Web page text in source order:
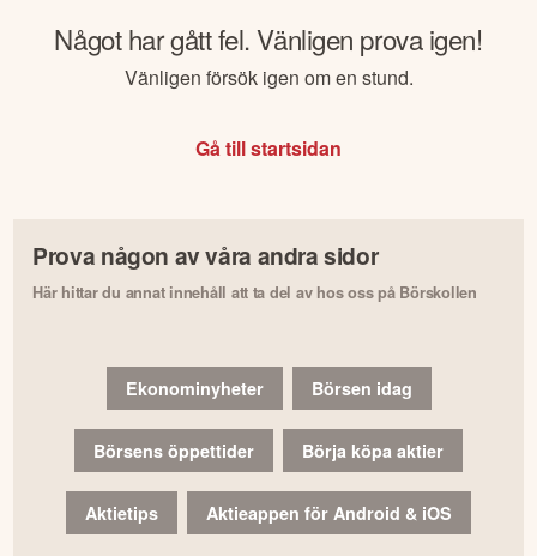
Något har gått fel. Vänligen prova igen!
Vänligen försök igen om en stund.
Gå till startsidan
Prova någon av våra andra sidor
Här hittar du annat innehåll att ta del av hos oss på Börskollen
Ekonominyheter Börsen idag
Börsens öppettider Börja köpa aktier
Aktietips Aktieappen för Android & iOS